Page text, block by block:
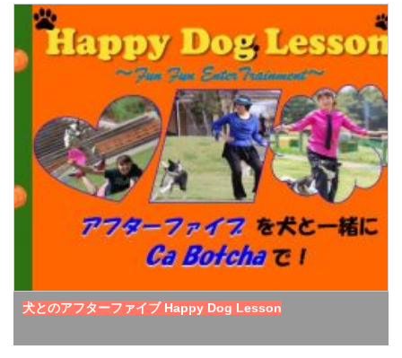
犬とのアフターファイブ Happy Dog Lesson